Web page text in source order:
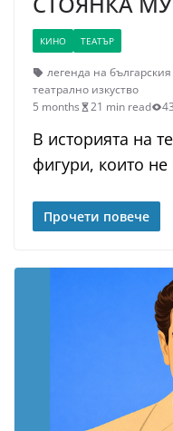
КИНО ТЕАТЪР
легенда на
театрално изкуство
5 months
21 min read
В историята на
фигури, които
Прочети повече